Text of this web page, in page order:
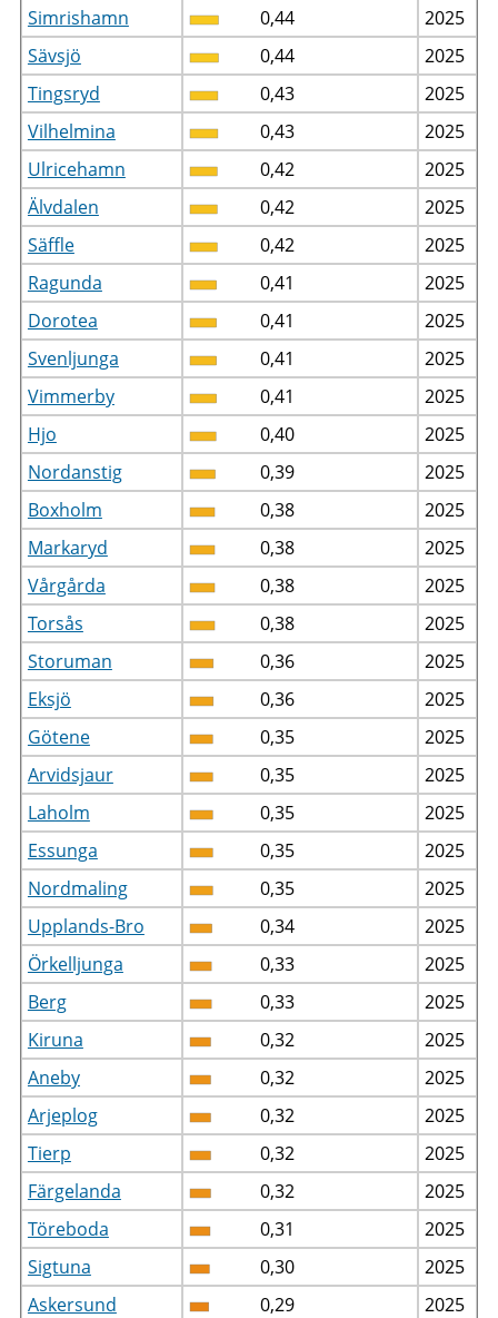
Simrishamn 0,44
2025
Sävsjö
0,44
2025
Tingsryd
0,43
2025
Vilhelmina
0,43
2025
Ulricehamn
0,42
2025
Älvdalen
0,42
2025
Säffle
0,42
2025
Ragunda
0,41
2025
Dorotea
0,41
2025
Svenljunga
0,41
2025
Vimmerby
0,41
2025
Hjo
0,40
2025
Nordanstig
0,39
2025
Boxholm
0,38
2025
Markaryd
0,38
2025
Vårgårda
0,38
2025
Torsås
0,38
2025
Storuman
0,36
2025
Eksjö
0,36
2025
Götene
0,35
2025
Arvidsjaur
0,35
2025
Laholm
0,35
2025
Essunga
0,35
2025
Nordmaling
0,35
2025
Upplands-Bro
0,34
2025
Örkelljunga
0,33
2025
Berg
0,33
2025
Kiruna
0,32
2025
Aneby
0,32
2025
Arjeplog
0,32
2025
Tierp
0,32
2025
Färgelanda
0,32
2025
Töreboda
0,31
2025
Sigtuna
0,30
2025
Askersund
0,29
2025